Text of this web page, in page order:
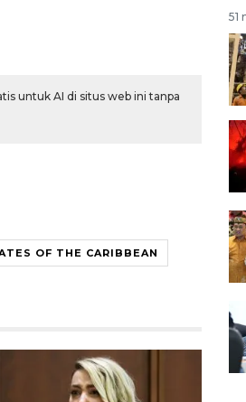
untuk AI di situs web ini tanpa
OF THE CARIBBEAN
51